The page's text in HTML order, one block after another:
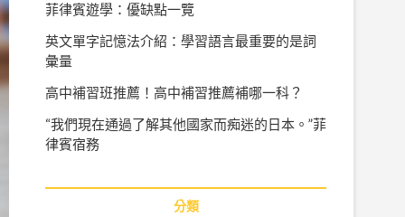
菲律賓遊學：優缺點一覽
英文單字記憶法介紹：學習語言最重要的是詞
彙量
高中補習班推薦！高中補習推薦補哪一科？
“我們現在通過了解其他國家而痴迷的日本。”菲
律賓宿務
分類